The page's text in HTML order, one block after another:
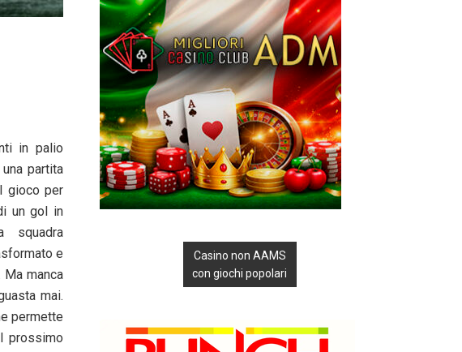
in palio
partita
gioco per
un gol in
squadra
e
Ma manca
mai.
permette
prossimo
Casino non AAMS
con giochi popolari